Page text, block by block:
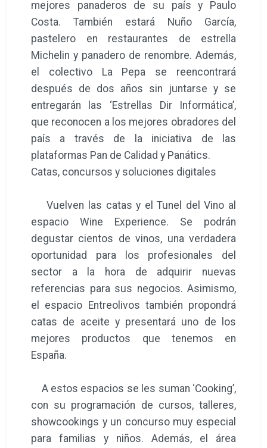
mejores panaderos de su país y Paulo
Costa. También estará Nuño García,
pastelero en restaurantes de estrella
Michelin y panadero de renombre. Además,
el colectivo La Pepa se reencontrará
después de dos años sin juntarse y se
entregarán las ‘Estrellas Dir Informática’,
que reconocen a los mejores obradores del
país a través de la iniciativa de las
plataformas Pan de Calidad y Panátics.
Catas, concursos y soluciones digitales
Vuelven las catas y el Tunel del Vino al
espacio Wine Experience. Se podrán
degustar cientos de vinos, una verdadera
oportunidad para los profesionales del
sector a la hora de adquirir nuevas
referencias para sus negocios. Asimismo,
el espacio Entreolivos también propondrá
catas de aceite y presentará uno de los
mejores productos que tenemos en
España.
A estos espacios se les suman ‘Cooking’,
con su programación de cursos, talleres,
showcookings y un concurso muy especial
para familias y niños. Además, el área